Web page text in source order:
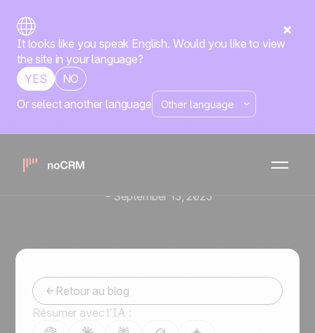
It looks like you speak English. Would you like to view
the site in your language?
YES
NO
Or select another language
Envoyez des modèles de
mails en masse à vos leads
pour booster votre
- September 13, 2023
Retour au blog
Résumer avec l’IA :